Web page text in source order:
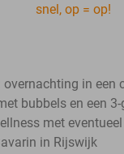
snel, op = op!
overnachting in een
bubbels en een
met
in Rijswijk